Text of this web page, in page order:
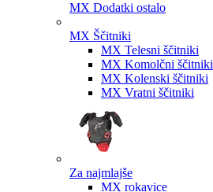
MX Dodatki ostalo
MX Ščitniki
MX Telesni ščitniki
MX Komolčni ščitniki
MX Kolenski ščitniki
MX Vratni ščitniki
Za najmlajše
MX rokavice